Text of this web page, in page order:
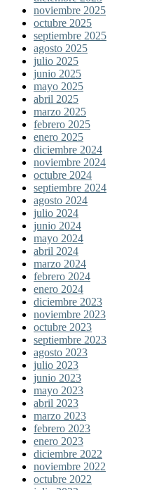
noviembre 2025
octubre 2025
septiembre 2025
agosto 2025
julio 2025
junio 2025
mayo 2025
abril 2025
marzo 2025
febrero 2025
enero 2025
diciembre 2024
noviembre 2024
octubre 2024
septiembre 2024
agosto 2024
julio 2024
junio 2024
mayo 2024
abril 2024
marzo 2024
febrero 2024
enero 2024
diciembre 2023
noviembre 2023
octubre 2023
septiembre 2023
agosto 2023
julio 2023
junio 2023
mayo 2023
abril 2023
marzo 2023
febrero 2023
enero 2023
diciembre 2022
noviembre 2022
octubre 2022